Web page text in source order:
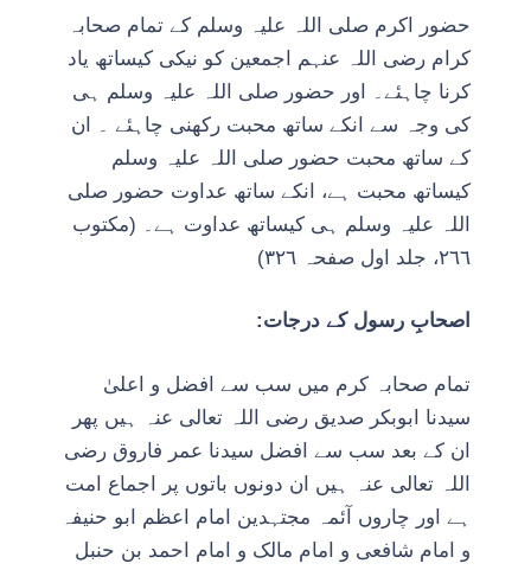
حضور اکرم صلی اللہ علیہ وسلم کے تمام صحابہ
کرام رضی اللہ عنہم اجمعین کو نیکی کیساتھ یاد
کرنا چاہئے۔ اور حضور صلی اللہ علیہ وسلم ہی
کی وجہ سے انکے ساتھ محبت رکھنی چاہئے ۔ ان
کے ساتھ محبت حضور صلی اللہ علیہ وسلم
کیساتھ محبت ہے، انکے ساتھ عداوت حضور صلی
اللہ علیہ وسلم ہی کیساتھ عداوت ہے۔ (مکتوب
٢٦٦، جلد اول صفحہ ٣٢٦)
اصحابِ رسول کے درجات:
تمام صحابہ کرم میں سب سے افضل و اعلیٰ
سیدنا ابوبکر صدیق رضی اللہ تعالی عنہ ہیں پھر
ان کے بعد سب سے افضل سیدنا عمر فاروق رضی
اللہ تعالی عنہ ہیں ان دونوں باتوں پر اجماع امت
ہے اور چاروں آئمہ مجتہدین امام اعظم ابو حنیفہ
و امام شافعی و امام مالک و امام احمد بن حنبل